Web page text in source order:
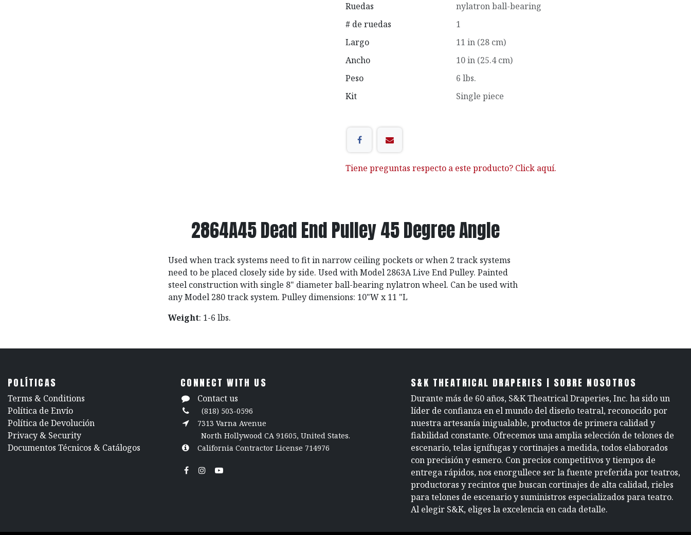
Ruedas
nylatron ball-bearing
# de ruedas
1
Largo
11 in (28 cm)
Ancho
10 in (25.4 cm)
Peso
6 lbs.
Kit
Single piece
Tiene preguntas respecto a este producto? Click aquí.
2864A45 Dead End Pulley 45 Degree Angle
Used when track systems need to fit in narrow ceiling pockets or when 2 track systems
need to be placed closely side by side. Used with Model 2863A Live End Pulley. Painted
steel construction with single 8" diameter ball-bearing nylatron wheel. Can be used with
any Model 280 track system. Pulley dimensions: 10"W x 11 "L
Weight: 1-6 lbs.
POLÍTICAS
​Terms & Conditions
Política de Envío
Política de Devolución
​Privacy & Security
​Documentos Técnicos & Catálogos
CONNECT WITH US
Contact us
(818) 503-0596
7313 Varna Avenue
North Hollywood CA 91605, United States.
California Contractor License 714976
S&K THEATRICAL DRAPERIES | SOBRE NOSOTROS
Durante más de 60 años, S&K Theatrical Draperies, Inc. ha sido un
líder de confianza en el mundo del diseño teatral, reconocido por
nuestra artesanía inigualable, productos de primera calidad y
fiabilidad constante. Ofrecemos una amplia selección de telones de
escenario, telas ignífugas y cortinajes a medida, todos elaborados
con precisión y esmero. Con precios competitivos y tiempos de
entrega rápidos, nos enorgullece ser la fuente preferida por teatros,
productoras y recintos que buscan cortinajes de alta calidad, rieles
para telones de escenario y suministros especializados para teatro.
Al elegir S&K, eliges la excelencia en cada detalle.